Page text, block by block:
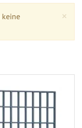
×
keine